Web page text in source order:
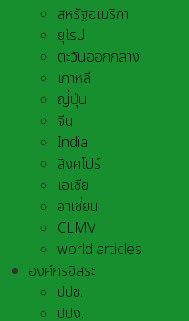
สหรัฐอเมริกา
ยุโรป
ตะวันออกกลาง
เกาหลี
ญี่ปุ่น
จีน
India
สิงคโปร์
เอเชีย
อาเชี่ยน
CLMV
world articles
องค์กรอิสระ
ปปช.
ปปง.